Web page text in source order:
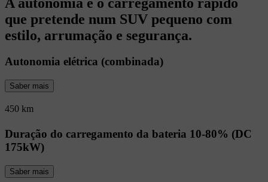
que pretende num SUV pequeno com
estilo, arrumação e segurança.
Autonomia elétrica (combinada)
Saber mais
450 km
Duração do carregamento da bateria 10-80% (DC
175kW)
Saber mais